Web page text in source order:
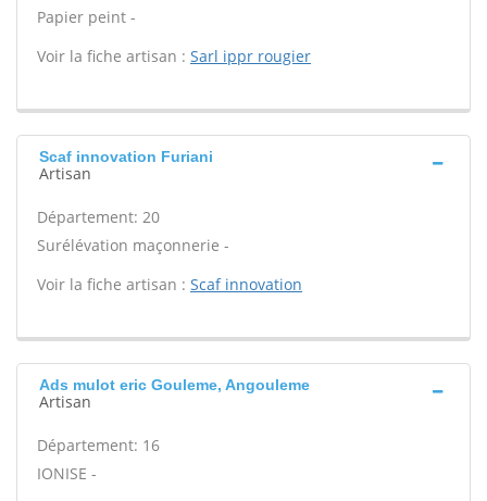
Papier peint -
Voir la fiche artisan : Sarl ippr rougier
Scaf innovation Furiani
Artisan
Département: 20
Surélévation maçonnerie -
Voir la fiche artisan : Scaf innovation
Ads mulot eric Gouleme, Angouleme
Artisan
Département: 16
IONISE -